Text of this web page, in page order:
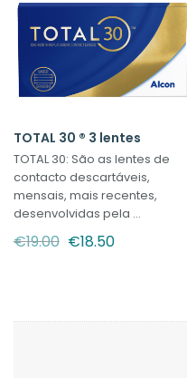
TOTAL 30 ® 3 lentes
TOTAL 30: São as lentes de
contacto descartáveis,
mensais, mais recentes,
desenvolvidas pela ...
€19.00 O
€18.50O